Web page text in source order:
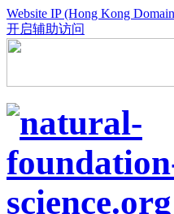
Website IP (Hong Kong
开启辅助访问